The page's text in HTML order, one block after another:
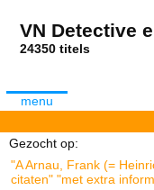
VN Detective
24350
menu
Gezocht op:
"A Arnau, Frank (=
citaten" "met extra